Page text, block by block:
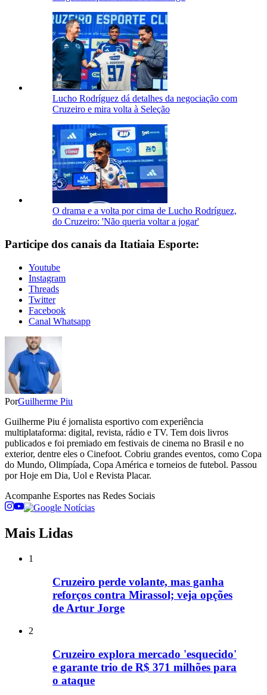
Lucho Rodríguez dá detalhes da negociação com
Cruzeiro e mira volta à Seleção
O drama e a volta por cima de Lucho Rodríguez,
do Cruzeiro: 'Não queria voltar a jogar'
Participe dos canais da Itatiaia Esporte:
Youtube
Instagram
Threads
Twitter
Facebook
Canal Whatsapp
PorGuilherme Piu
Guilherme Piu é jornalista esportivo com experiência
multiplataforma: digital, revista, rádio e TV. Tem dois livros
publicados e foi premiado em festivais de cinema no Brasil e no
exterior, dentre eles o Cinefoot. Cobriu grandes eventos, como Copa
do Mundo, Olimpíada, Copa América e torneios de futebol. Passou
por Hoje em Dia, Uol e Revista Placar.
Acompanhe Esportes nas Redes Sociais
Mais Lidas
1
Cruzeiro perde volante, mas ganha
reforços contra Mirassol; veja opções
de Artur Jorge
2
Cruzeiro explora mercado 'esquecido'
e garante trio de R$ 371 milhões para
o ataque